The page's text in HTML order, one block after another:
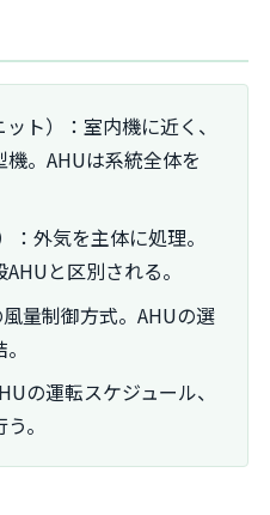
ト）：室内機に近く、
。AHUは系統全体を
：外気を主体に処理。
と区別される。
量制御方式。AHUの選
の運転スケジュール、
。